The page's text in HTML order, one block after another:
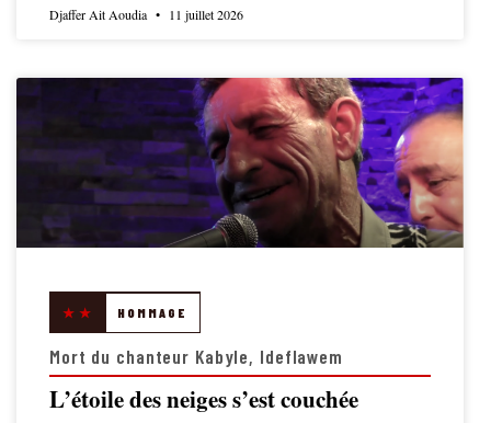
Djaffer Ait Aoudia 11 juillet 2026
★★ HOMMAGE
Mort du chanteur Kabyle, Ideflawem
L’étoile des neiges s’est couchée